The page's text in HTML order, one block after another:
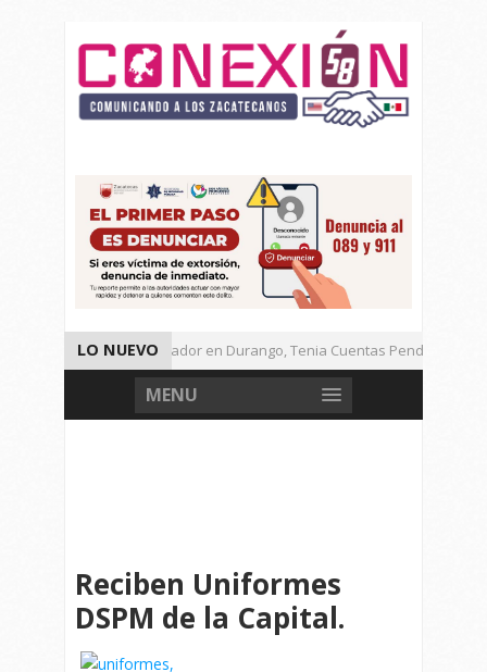
LO NUEVO
Detienen a Defraudador en Durango, Tenia Cuentas Pendientes en
Presenta Presidenta Sheinbaum, 10 Acciones Para Explotación de
MENU
Reciben Uniformes
DSPM de la Capital.